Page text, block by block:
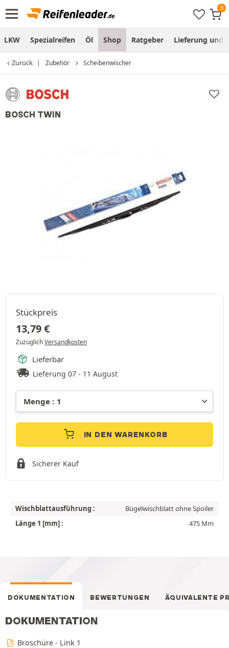
LKW Spezialreifen Öl Shop Ratgeber Lieferung und
Zurück Zubehör Scheibenwischer
BOSCH TWIN
Stückpreis
13,79€
ZuzüglichVersandkosten
Lieferbar
Lieferung 07 - 11 August
IN DEN WARENKORB
Sicherer Kauf
Wischblattausführung :
Bügelwischblatt ohne Spoiler
Länge 1 [mm] :
475 Mm
DOKUMENTATION BEWERTUNGEN ÄQUIVALENTE
DOKUMENTATION
Broschüre - Link 1